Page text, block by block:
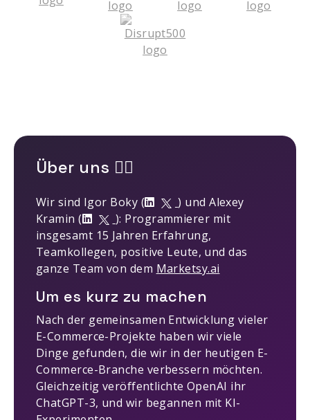
Über uns 🤹‍♂️
Wir sind Igor Boky (
) und Alexey
Kramin (
): Programmierer mit
insgesamt 15 Jahren Erfahrung,
Teamkollegen, positive Leute, und das
ganze Team von dem Marketsy.ai
Um es kurz zu machen
Nach der gemeinsamen Entwicklung vieler
E-Commerce-Projekte haben wir viele
Dinge gefunden, die wir in der heutigen E-
Commerce-Branche verbessern möchten.
Gleichzeitig veröffentlichte OpenAI ihr
ChatGPT-3, und wir begannen mit KI-